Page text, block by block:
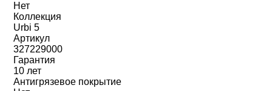
Нет
Коллекция
Urbi 5
Артикул
327229000
Гарантия
10 лет
Антигрязевое покрытие